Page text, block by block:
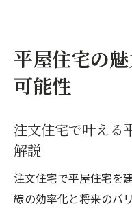
平屋住宅の
可能性
注文住宅で叶える
解説
注文住宅で平屋住宅を
線の効率化と将来のバ